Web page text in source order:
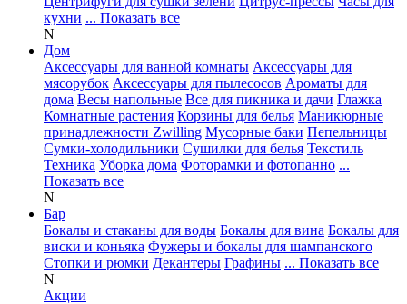
кухни ... Показать все
N
Дом
Аксессуары для ванной комнаты Аксессуары для
мясорубок Аксессуары для пылесосов Ароматы для
дома Весы напольные Все для пикника и дачи Глажка
Комнатные растения Корзины для белья Маникюрные
принадлежности Zwilling Мусорные баки Пепельницы
Сумки-холодильники Сушилки для белья Текстиль
Техника Уборка дома Фоторамки и фотопанно ...
Показать все
N
Бар
Бокалы и стаканы для воды Бокалы для вина Бокалы для
виски и коньяка Фужеры и бокалы для шампанского
Стопки и рюмки Декантеры Графины ... Показать все
N
Акции